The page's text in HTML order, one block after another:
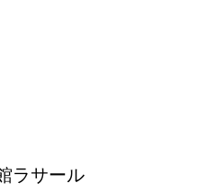
サール